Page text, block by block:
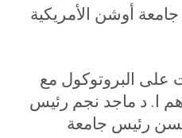
أوشن الأمريكية
على البروتوكول مع
ا. د ماجد نجم رئيس
رئيس جامعة